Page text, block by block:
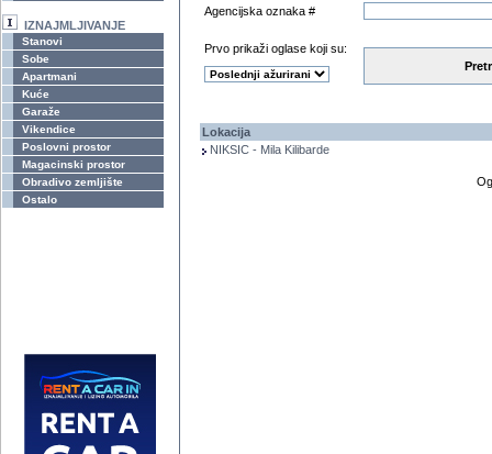
IZNAJMLJIVANJE
Stanovi
Sobe
Apartmani
Kuće
Garaže
Vikendice
Poslovni prostor
Magacinski prostor
Obradivo zemljište
Ostalo
Agencijska oznaka #
Prvo prikaži oglase koji su:
Lokacija
NIKSIC - Mila Kilibarde